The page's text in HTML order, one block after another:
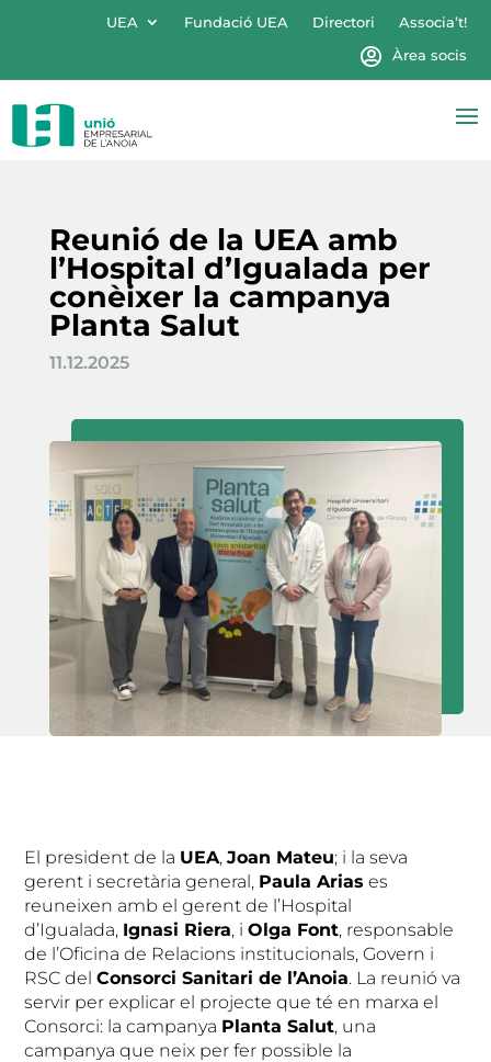
UEA Fundació UEA Directori
Associa’t!
Àrea socis
Reunió de la UEA amb
l’Hospital d’Igualada per
conèixer la campanya
Planta Salut
11.12.2025
El president de la UEA,Joan Mateu; i la seva
gerent i secretària general, Paula Arias es
reuneixen amb el gerent de l’Hospital
d’Igualada, Ignasi Riera, iOlga Font, responsable
de l’Oficina de Relacions institucionals, Govern i
RSC delConsorci Sanitari de l’Anoia. La reunió va
servir per explicar el projecte que té en marxa el
Consorci: la campanya Planta Salut, una
campanya que neix per fer possible la